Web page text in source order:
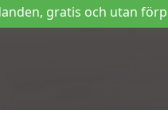
gratis och utan